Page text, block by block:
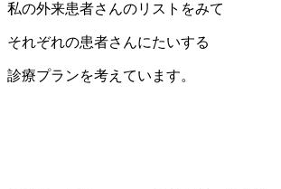
私の外来患者さんのリストをみて
それぞれの患者さんにたいする
診療プランを考えています。